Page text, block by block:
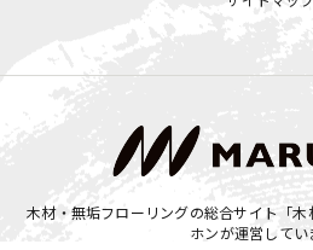
木材・無垢フローリングの総合サイト「
ホンが運営してい